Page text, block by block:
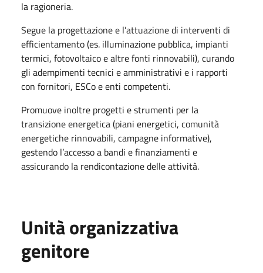
la ragioneria.
Segue la progettazione e l’attuazione di interventi di
efficientamento (es. illuminazione pubblica, impianti
termici, fotovoltaico e altre fonti rinnovabili), curando
gli adempimenti tecnici e amministrativi e i rapporti
con fornitori, ESCo e enti competenti.
Promuove inoltre progetti e strumenti per la
transizione energetica (piani energetici, comunità
energetiche rinnovabili, campagne informative),
gestendo l’accesso a bandi e finanziamenti e
assicurando la rendicontazione delle attività.
Unità organizzativa
genitore